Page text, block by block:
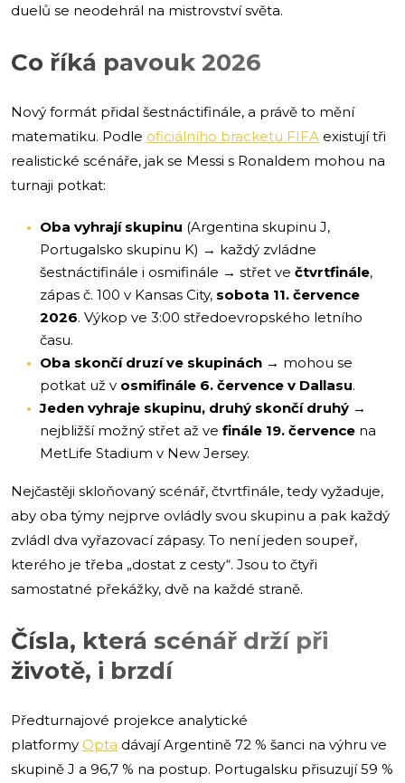
duelů se neodehrál na mistrovství světa.
Co říká pavouk 2026
Nový formát přidal šestnáctifinále, a právě to mění
matematiku. Podle oficiálního bracketu FIFA existují tři
realistické scénáře, jak se Messi s Ronaldem mohou na
turnaji potkat:
Oba vyhrají skupinu (Argentina skupinu J,
Portugalsko skupinu K) → každý zvládne
šestnáctifinále i osmifinále → střet ve čtvrtfinále,
zápas č. 100 v Kansas City, sobota 11. července
2026. Výkop ve 3:00 středoevropského letního
času.
Oba skončí druzí ve skupinách → mohou se
potkat už v osmifinále 6. července v Dallasu.
Jeden vyhraje skupinu, druhý skončí druhý →
nejbližší možný střet až ve finále 19. července na
MetLife Stadium v New Jersey.
Nejčastěji skloňovaný scénář, čtvrtfinále, tedy vyžaduje,
aby oba týmy nejprve ovládly svou skupinu a pak každý
zvládl dva vyřazovací zápasy. To není jeden soupeř,
kterého je třeba „dostat z cesty“. Jsou to čtyři
samostatné překážky, dvě na každé straně.
Čísla, která scénář drží při
životě, i brzdí
Předturnajové projekce analytické
platformy Opta dávají Argentině 72 % šanci na výhru ve
skupině J a 96,7 % na postup. Portugalsku přisuzují 59 %